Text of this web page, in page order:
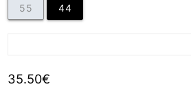
55 44
35.50€